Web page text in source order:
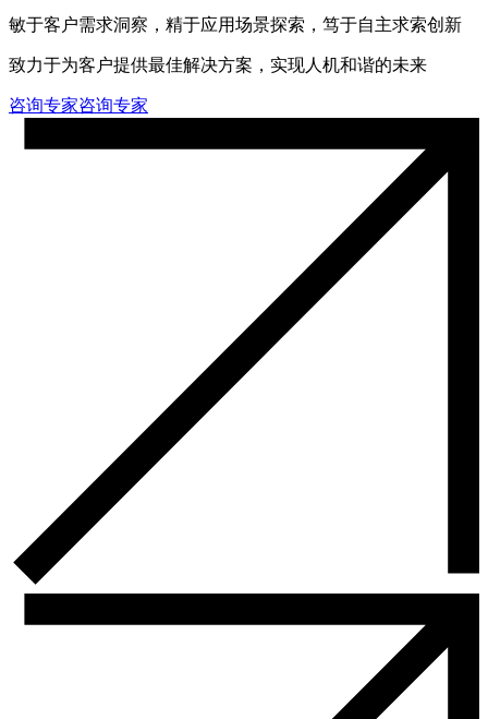
敏于客户需求洞察，精于应用场景探索，笃于自主求索创新
致力于为客户提供最佳解决方案，实现人机和谐的未来
咨询专家咨询专家